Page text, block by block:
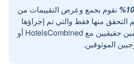
نقوم بجمع وعرض التقييمات من
التحقق منها فقط والتي تم إجراؤها
بواسطة مستخدمين حقيقيين مع HotelsCombined أو
الموثوقين.